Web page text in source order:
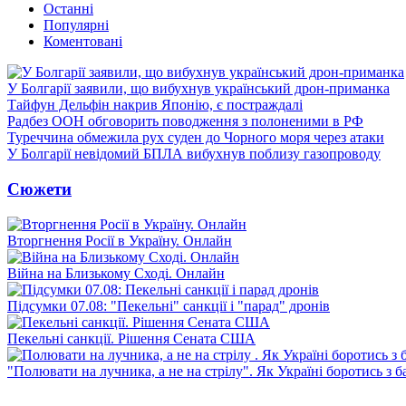
Останні
Популярні
Коментовані
У Болгарії заявили, що вибухнув український дрон-приманка
Тайфун Дельфін накрив Японію, є постраждалі
Радбез ООН обговорить поводження з полоненими в РФ
Туреччина обмежила рух суден до Чорного моря через атаки
У Болгарії невідомий БПЛА вибухнув поблизу газопроводу
Сюжети
Вторгнення Росії в Україну. Онлайн
Війна на Близькому Сході. Онлайн
Підсумки 07.08: "Пекельні" санкції і "парад" дронів
Пекельні санкції. Рішення Сената США
"Полювати на лучника, а не на стрілу". Як Україні боротись з